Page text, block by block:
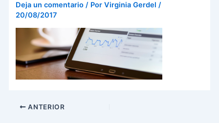
Deja un comentario / PorVirginia Gerdel/
20/08/2017
ANTERIOR